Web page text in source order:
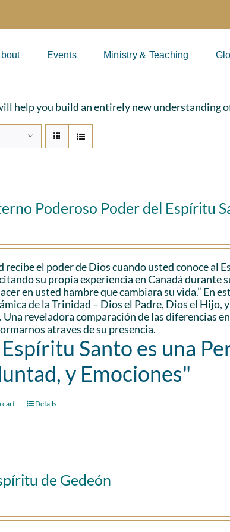
Events Ministry & Teaching
help you build an entirely new understanding
Poderoso Poder del Espíritu
recibe el poder de Dios cuando usted conoce al
su propia experiencia en Canadá durante
en usted hambre que cambiara su vida.” En
de la Trinidad – Dios el Padre, Dios el Hijo,
Una reveladora comparación de las diferencias
atraves de su presencia.
Espíritu Santo es una
y Emociones"
cart Details
de Gedeón